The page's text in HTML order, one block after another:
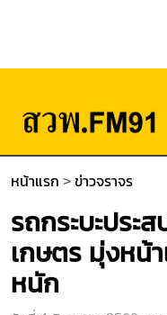
หน้าแรก > ข่าวจราจร
รถกระบะประ
เกษตร มุ่งหน้
หนัก